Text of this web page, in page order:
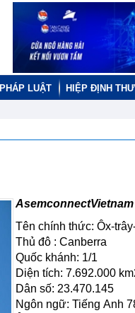
PHÁP LUẬT HIỆP ĐỊNH
Tên chính thức: Ôx-
Thủ đô : Canberra
Quốc khánh: 1/1
Diện tích: 7.692.000
Dân số: 23.470.145
Ngôn ngữ: Tiếng Anh